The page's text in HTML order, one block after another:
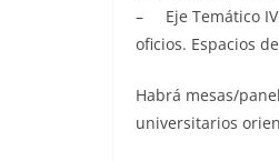
– Eje Temático
oficios. Espacios
Habrá mesas/
universitarios